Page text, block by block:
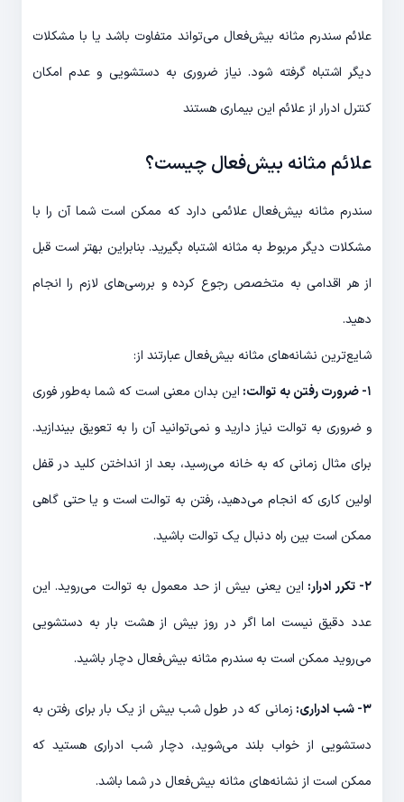
علائم ‌سندرم مثانه ‌بیش‌فعال می‌تواند متفاوت باشد یا با مشکلات
دیگر اشتباه گرفته شود. نیاز ضروری به دستشویی و عدم امکان
کنترل ادرار از علائم این بیماری هستند
علائم مثانه ‌بیش‌فعال چیست؟
‌سندرم مثانه ‌بیش‌فعال علائمی دارد که ممکن است شما آن را با
مشکلات دیگر مربوط به مثانه اشتباه بگیرید. بنابراین بهتر است قبل
از هر اقدامی به متخصص رجوع کرده و بررسی‌های لازم را انجام
دهید.
شایع‌ترین نشانه‌های مثانه ‌بیش‌فعال عبارتند از:
۱- ضرورت رفتن به توالت:
این بدان معنی است که شما به‌طور فوری
و ضروری به توالت نیاز دارید و نمی‌توانید آن را به تعویق بیندازید.
برای مثال زمانی که به خانه می‌رسید، بعد از انداختن کلید در قفل
اولین کاری که انجام می‌دهید، رفتن به توالت است و یا حتی گاهی
ممکن است بین راه دنبال یک توالت باشید.
۲- تکرر ادرار:
این یعنی بیش از حد معمول به توالت می‌روید. این
عدد دقیق نیست اما اگر در روز بیش از هشت بار به دستشویی
می‌روید ممکن است به ‌سندرم مثانه ‌بیش‌فعال دچار باشید.
۳- شب ادراری:
زمانی که در طول شب بیش از یک بار برای رفتن به
دستشویی از خواب بلند می‌شوید، دچار شب ادراری هستید که
ممکن است از نشانه‌های مثانه ‌بیش‌فعال در شما باشد.